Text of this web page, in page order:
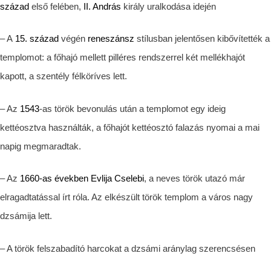
század első felében, II. András király uralkodása idején
–A 15. század végén reneszánsz stílusban jelentősen kibővítették a
templomot: a főhajó mellett pilléres rendszerrel két mellékhajót
kapott, a szentély félköríves lett.
– Az 1543-as török bevonulás után a templomot egy ideig
kettéosztva használták, a főhajót kettéosztó falazás nyomai a mai
napig megmaradtak.
– Az 1660-as években Evlija Cselebi, a neves török utazó már
elragadtatással írt róla. Az elkészült török templom a város nagy
dzsámija lett.
– A török felszabadító harcokat a dzsámi aránylag szerencsésen